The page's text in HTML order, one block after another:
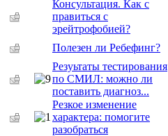
Консультация. Как с
правиться с
эрейтрофобией?
Полезен ли Ребефинг?
Резуьтаты тестирования
по СМИЛ: можно ли
поставить диагноз...
Резкое изменение
характера: помогите
разобраться